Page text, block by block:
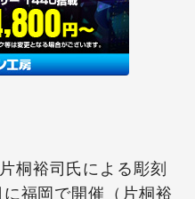
桐裕司氏による彫刻
福岡で開催（片桐裕